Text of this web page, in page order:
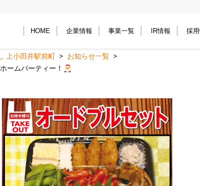
HOME 企業情報 事業一覧 IR情報 採
上小田井駅前町
お知らせ一覧
ームパーティー！🎅